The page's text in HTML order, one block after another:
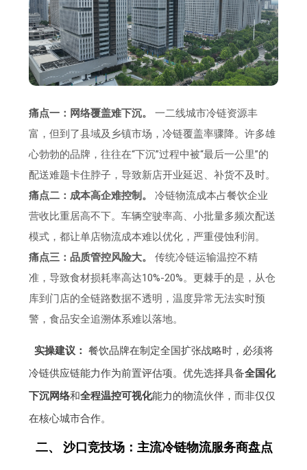
痛点一：网络覆盖难下沉。
一二线城市冷链资源丰
富，但到了县域及乡镇市场，冷链覆盖率骤降。许多雄
心勃勃的品牌，往往在“下沉”过程中被“最后一公里”的
配送难题卡住脖子，导致新店开业延迟、补货不及时。
痛点二：成本高企难控制。
冷链物流成本占餐饮企业
营收比重居高不下。车辆空驶率高、小批量多频次配送
模式，都让单店物流成本难以优化，严重侵蚀利润。
痛点三：品质管控风险大。
传统冷链运输温控不精
准，导致食材损耗率高达10%-20%。更棘手的是，从仓
库到门店的全链路数据不透明，温度异常无法实时预
警，食品安全追溯体系难以落地。
实操建议： 餐饮品牌在制定全国扩张战略时，必须将
冷链供应链能力作为前置评估项。优先选择具备全国化
下沉网络和全程温控可视化能力的物流伙伴，而非仅仅
在核心城市合作。
二、 沙口竞技场：主流冷链物流服务商盘点